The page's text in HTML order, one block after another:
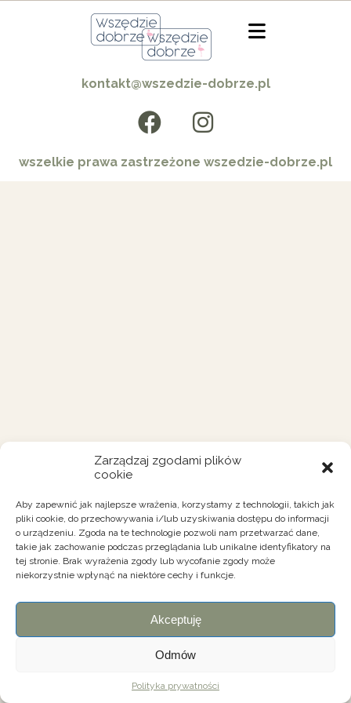
Zarządzaj zgodami plików
cookie
Aby zapewnić jak najlepsze wrażenia, korzystamy z technologii, takich jak
pliki cookie, do przechowywania i/lub uzyskiwania dostępu do informacji
o urządzeniu. Zgoda na te technologie pozwoli nam przetwarzać dane,
takie jak zachowanie podczas przeglądania lub unikalne identyfikatory na
tej stronie. Brak wyrażenia zgody lub wycofanie zgody może
niekorzystnie wpłynąć na niektóre cechy i funkcje.
Akceptuję
Odmów
Polityka prywatności
kontakt@wszedzie-dobrze.pl
wszelkie prawa zastrzeżone wszedzie-dobrze.pl